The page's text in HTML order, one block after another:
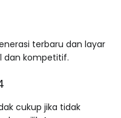
terbaru dan layar
dan kompetitif.
cukup jika tidak